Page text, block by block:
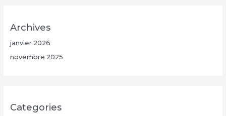
Archives
janvier 2026
novembre 2025
Categories